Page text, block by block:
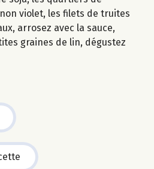
violet, les filets de truites
arrosez avec la sauce,
graines de lin, dégustez